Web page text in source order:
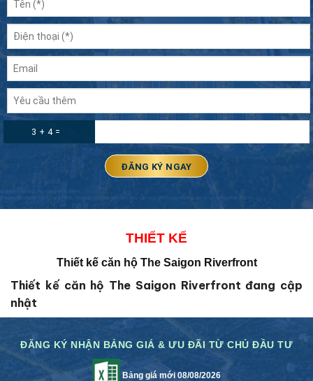
3 + 4 =
THIẾT KẾ
Thiết kế căn hộ The Saigon Riverfront
Thiết kế căn hộ The Saigon Riverfront đang cập
nhật
ĐĂNG KÝ NHẬN BẢNG GIÁ & ƯU ĐÃI TỪ CHỦ ĐẦU TƯ
Bảng giá mới 08/08/2026